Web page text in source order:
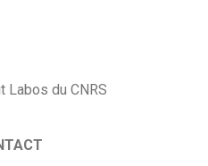
Labos du CNRS